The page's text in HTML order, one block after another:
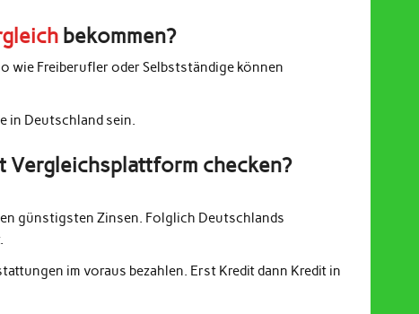
bekommen?
wie Freiberufler oder Selbstständige können
in Deutschland sein.
Vergleichsplattform checken?
günstigsten Zinsen. Folglich Deutschlands
im voraus bezahlen. Erst Kredit dann Kredit in